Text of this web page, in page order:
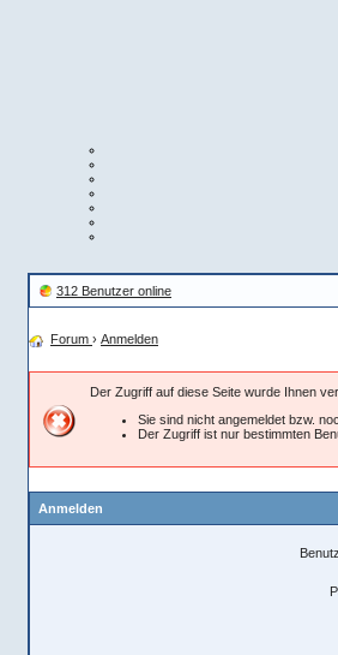
312 Benutzer online
Forum › Anmelden
Der Zugriff auf diese Seite wurde Ihnen
Sie sind nicht angemeldet bzw.
Der Zugriff ist nur bestimmten
Anmelden